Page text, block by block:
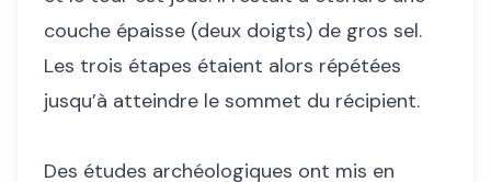
couche épaisse (deux doigts) de gros sel.
Les trois étapes étaient alors répétées
jusqu’à atteindre le sommet du récipient.
Des études archéologiques ont mis en